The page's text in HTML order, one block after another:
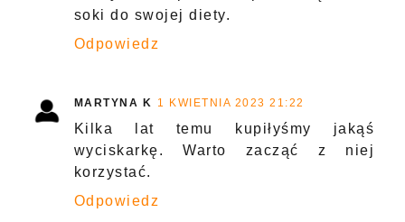
soki do swojej diety.
Odpowiedz
MARTYNA K 1 KWIETNIA 2023 21:22
Kilka lat temu kupiłyśmy jakąś
wyciskarkę. Warto zacząć z niej
korzystać.
Odpowiedz